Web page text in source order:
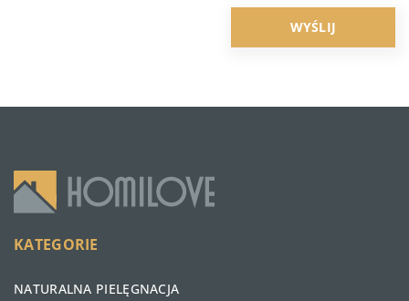
KATEGORIE
NATURALNA PIELĘGNACJA